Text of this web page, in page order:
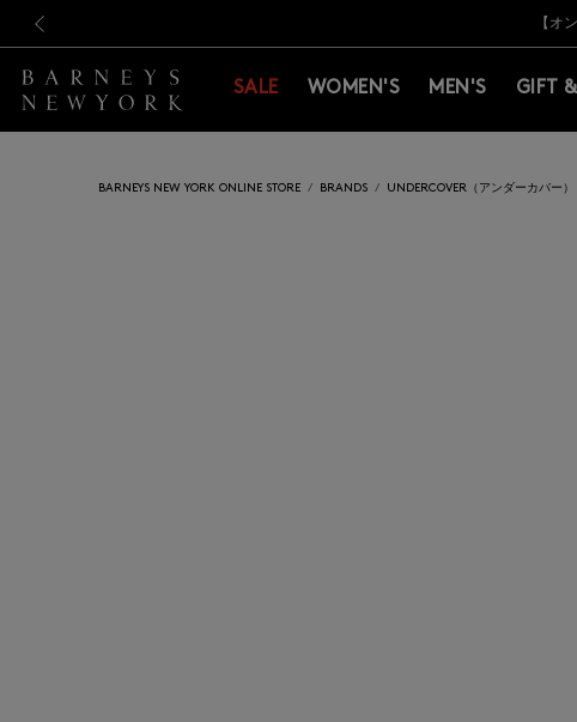
新規登録のお客様も対象！＜MY
【オ
新規登録のお客様も対象！＜MY
SALE WOMEN'S MEN'S GIFT
BARNEYS NEW YORK ONLINE STORE BRANDS UNDERCOVER（アンダーカバー）